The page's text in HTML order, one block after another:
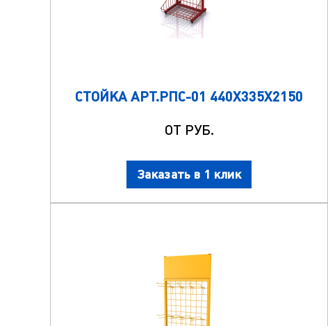
СТОЙКА АРТ.РПС-01 440Х335Х2150
ОТ РУБ.
Заказать в 1 клик